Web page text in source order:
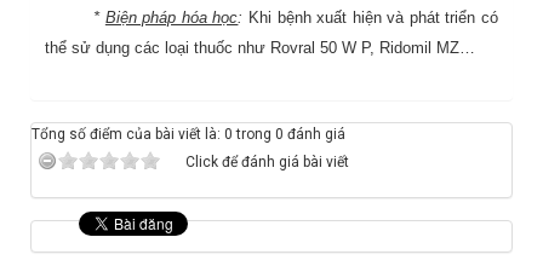
* Biện pháp hóa học: Khi bệnh xuất hiện và phát triển có
thể sử dụng các loại thuốc như Rovral 50 W P, Ridomil MZ…
Tổng số điểm của bài viết là: 0 trong 0 đánh giá
Click để đánh giá bài viết